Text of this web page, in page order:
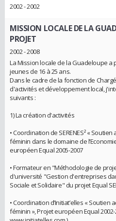
2002 - 2002
MISSION LOCALE DE LA
PROJET
2002 - 2008
La Mission locale de la Guadeloupe
jeunes de 16 à 25 ans.
Dans le cadre de la fonction de
d'activités et développement local,
suivants :
1) La création d'activités
• Coordination de SERENES² «
féminin dans le domaine de
européen Equal 2005-2007
• Formateur en "Méthodologie de
d'université "Gestion d'entreprises
Sociale et Solidaire" du projet Equal
• Coordination d’Initiat’elles « Soutien
féminin », Projet européen Equal 2002-